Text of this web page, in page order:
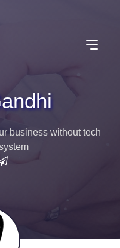
business without tech